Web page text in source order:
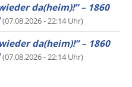
da(heim)!” – 1860
(07.08.2026 - 22:14 Uhr)
da(heim)!” – 1860
(07.08.2026 - 22:14 Uhr)